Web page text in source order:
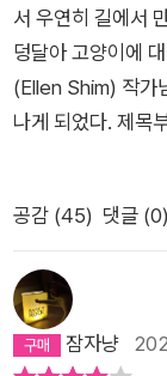
서 우연히 길에서
덩달아 고양이에
(Ellen Shim) 작
나게 되었다. 제목
식하고 있어 친근
함께 읽으면서 교
>를 읽으며 무엇보
서 고양이를 바라
얼마 전 읽었던 무
밀>이 떠올랐다.
공감 (45) 댓글 (0)
잠자냥